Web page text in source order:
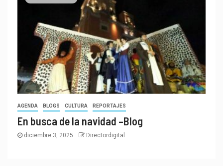
AGENDA BLOGS CULTURA REPORTAJES
En busca de la navidad –Blog
diciembre 3, 2025 Directordigital